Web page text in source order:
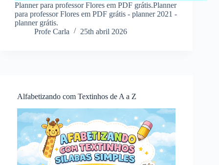
Planner para professor Flores em PDF grátis.Planner
para professor Flores em PDF grátis - planner 2021 -
planner grátis.
Profe Carla
25th abril 2026
Alfabetizando com Textinhos de A a Z